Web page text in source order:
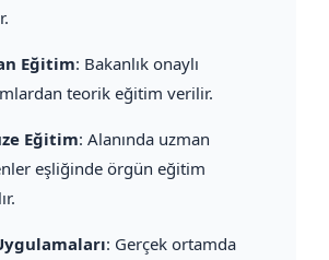
Eğitim: Bakanlık onaylı
teorik eğitim verilir.
Eğitim: Alanında uzman
eşliğinde örgün eğitim
: Gerçek ortamda